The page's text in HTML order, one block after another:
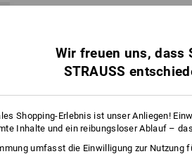
je Produkt und Platzierung ist
1) erhalten Sie eine Übersicht,
Wir freuen uns, dass
STRAUSS
Shopping-Erlebnis ist unser Anliegen!
Inhalte und ein reibungsloser Ablauf –
umfasst die Einwilligung zur Nutzung